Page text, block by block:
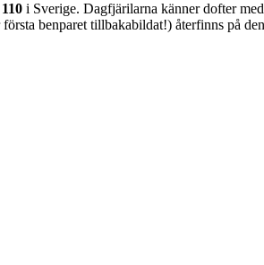
110 i Sverige. Dagfjärilarna känner dofter
benparet tillbakabildat!) återfinns på